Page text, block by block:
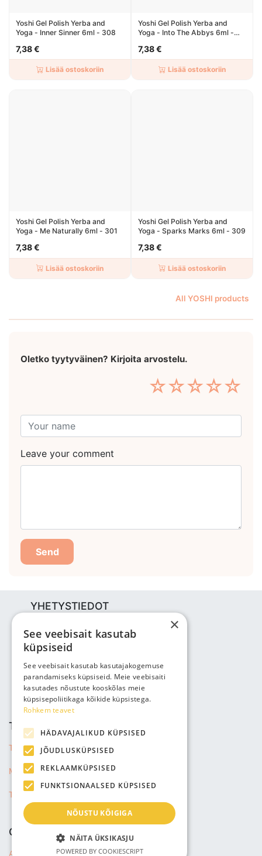
Yoshi Gel Polish Yerba and
Yoga - Inner Sinner 6ml - 308
7,38 €
Lisää ostoskoriin
Yoshi Gel Polish Yerba and
Yoga - Into The Abbys 6ml -
7,38 €
Lisää ostoskoriin
Yoshi Gel Polish Yerba and
Yoga - Me Naturally 6ml - 301
7,38 €
Lisää ostoskoriin
Yoshi Gel Polish Yerba and
Yoga - Sparks Marks 6ml - 309
7,38 €
Lisää ostoskoriin
All YOSHI products
Oletko tyytyväinen? Kirjoita arvostelu.
☆
☆
☆
☆
☆
Leave your comment
Send
YHETYSTIEDOT
Vabaõhukooli tee 4, Tallinn, 12013
Reg nr: 14690362
ALV: EE102147285
Puhelin: +3725143691
info@bjuti.ee
TIEDOT
Tietosuojakäytänto
Myyntiehdot
Toimitustiedot
COMPANY
×
See veebisait kasutab
küpsiseid
See veebisait kasutab kasutajakogemuse
parandamiseks küpsiseid. Meie veebisaiti
kasutades nõustute kooskõlas meie
küpsisepoliitikaga kõikide küpsistega.
Rohkem teavet
HÄDAVAJALIKUD KÜPSISED
JÕUDLUSKÜPSISED
REKLAAMKÜPSISED
FUNKTSIONAALSED KÜPSISED
NÕUSTU KÕIGIGA
NÄITA ÜKSIKASJU
POWERED BY COOKIESCRIPT